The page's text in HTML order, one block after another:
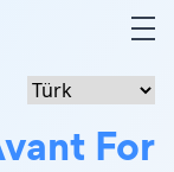
For